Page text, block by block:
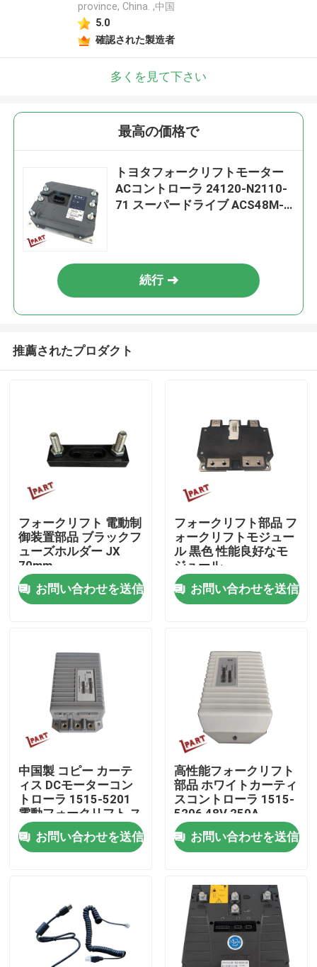
家
プロダクト
私達について
工場旅行
品質管理
私達に連絡しなさい
引用を要求しなさい
フォークリフト電池の部品
province, China. ,中国
5.0
確認された製造者
多くを見て下さい
最高の価格で
トヨタフォークリフトモーター
ACコントローラ 24120-N2110-
71 スーパードライブ ACS48M-
続行
推薦されたプロダクト
フォークリフト 電動制
御装置部品 ブラックフ
ューズホルダー JX
70mm
お問い合わせを送信
フォークリフト部品 フ
ォークリフトモジュー
ル 黒色 性能良好なモ
ジュール
PM400CTU007
お問い合わせを送信
中国製 コピー カーテ
ィス DCモーターコン
トローラ 1515-5201
電動フォークリフト ス
タッカーとパレット
お問い合わせを送信
高性能フォークリフト
部品 ホワイトカーティ
スコントローラ 1515-
5206 48V 250A
お問い合わせを送信